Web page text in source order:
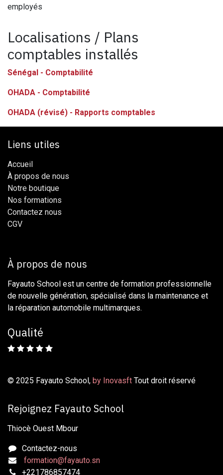
employés
Localisations / Plans
comptables installés
Sénégal - Comptabilité
OHADA - Comptabilité
OHADA (révisé) - Rapports comptables
Liens utiles
Accueil
À propos de nous
Notre boutique
Nos formations
Contactez nous
CG​​V​​​​
À propos de nous
Fayauto School est un centre de formation professionnelle
de nouvelle génération, spécialisé dans la maintenance et
la réparation automobile multimarques.
Qualité
© 2025 Fayauto School, by Inovasft Tout droit réservé
Rejoignez Fayauto School
Thiocè Ouest Mbour
Contactez-nous
formation@fayauto.sn
+221786857474